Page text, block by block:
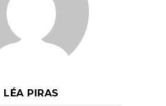
LÉA PIRAS